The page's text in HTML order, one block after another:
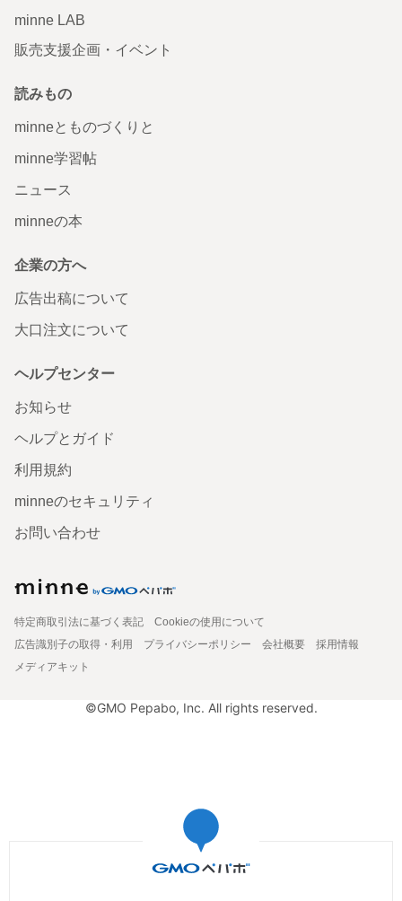
minne LAB
販売支援企画・イベント
読みもの
minneとものづくりと
minne学習帖
ニュース
minneの本
企業の方へ
広告出稿について
大口注文について
ヘルプセンター
お知らせ
ヘルプとガイド
利用規約
minneのセキュリティ
お問い合わせ
特定商取引法に基づく表記
Cookieの使用について
広告識別子の取得・利用
プライバシーポリシー 会社概要
採用情報
メディアキット
©GMO Pepabo, Inc. All rights reserved.